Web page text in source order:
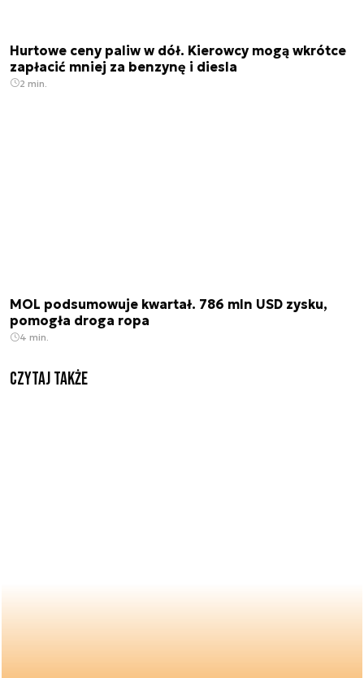
Hurtowe ceny paliw w dół. Kierowcy mogą wkrótce
zapłacić mniej za benzynę i diesla
2 min.
MOL podsumowuje kwartał. 786 mln USD zysku,
pomogła droga ropa
4 min.
Czytaj także